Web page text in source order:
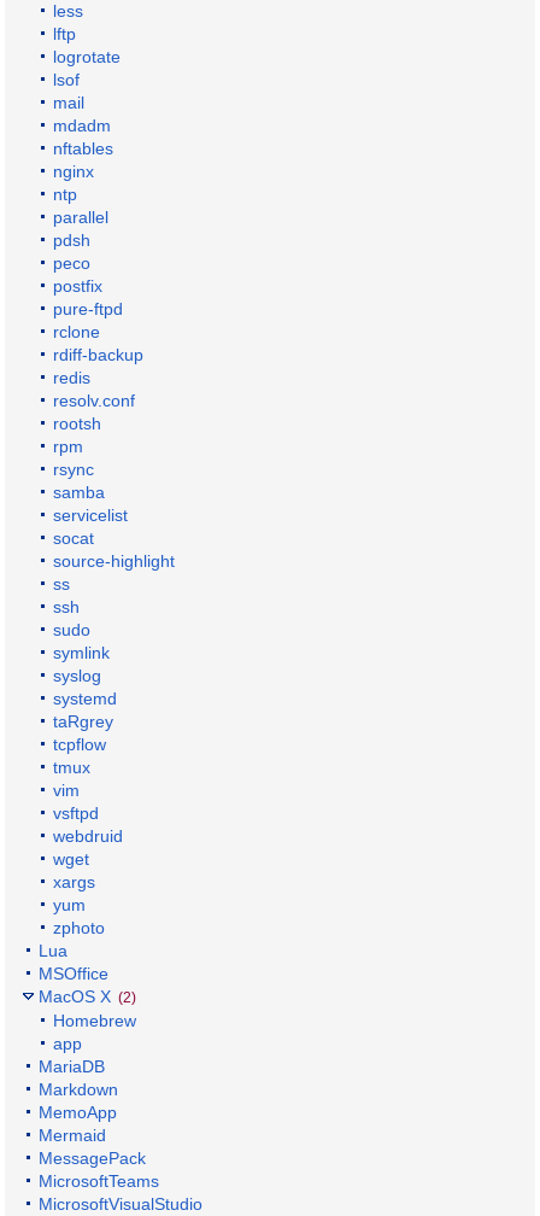
less
lftp
logrotate
lsof
mail
mdadm
nftables
nginx
ntp
parallel
pdsh
peco
postfix
pure-ftpd
rclone
rdiff-backup
redis
resolv.conf
rootsh
rpm
rsync
samba
servicelist
socat
source-highlight
ss
ssh
sudo
symlink
syslog
systemd
taRgrey
tcpflow
tmux
vim
vsftpd
webdruid
wget
xargs
yum
zphoto
Lua
MSOffice
MacOS X (2)
Homebrew
app
MariaDB
Markdown
MemoApp
Mermaid
MessagePack
MicrosoftTeams
MicrosoftVisualStudio